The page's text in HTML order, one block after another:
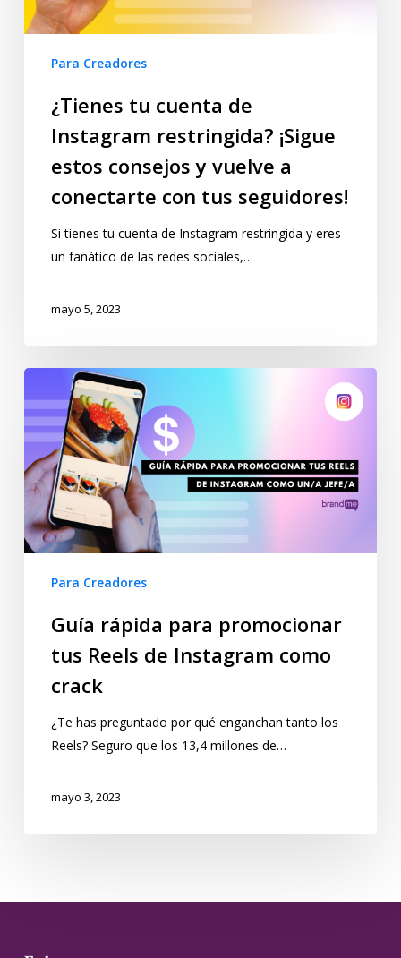
Para Creadores
¿Tienes tu cuenta de
Instagram restringida? ¡Sigue
estos consejos y vuelve a
conectarte con tus seguidores!
Si tienes tu cuenta de Instagram restringida y eres
un fanático de las redes sociales,…
mayo 5, 2023
Para Creadores
Guía rápida para promocionar
tus Reels de Instagram como
crack
¿Te has preguntado por qué enganchan tanto los
Reels? Seguro que los 13,4 millones de…
mayo 3, 2023